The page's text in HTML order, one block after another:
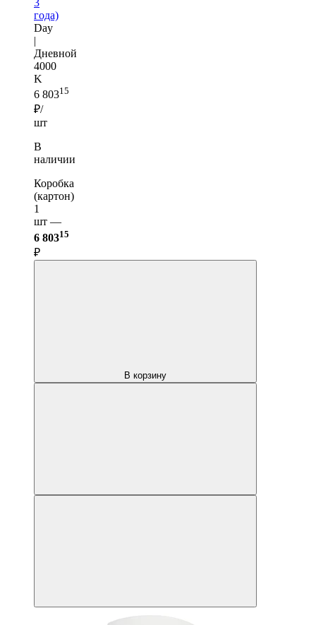
года)
Day
|
Дневной
4000
K
6 80315
₽/
шт
В
наличии
Коробка
(картон)
1
шт —
6 80315
₽
В корзину